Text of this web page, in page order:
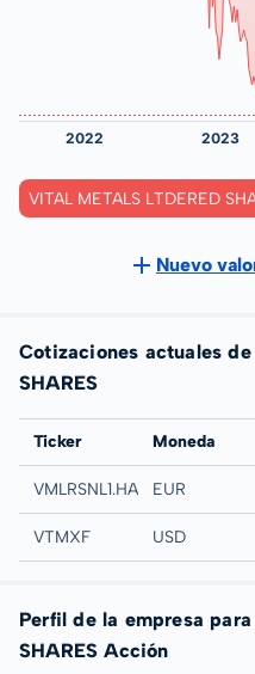
VITAL METALS LTDERED
Nuevo
Cotizaciones actuales
SHARES
Bolsa
Ticker Moneda
Hamburg
VMLRSNL1.HAMBEUR
UTC
VTMXF USD
Perfil de la empresa
SHARES Acción